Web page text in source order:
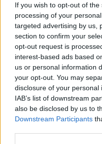
If you wish to opt-out of
processing of your
targeted advertising by us,
section to confirm your
opt-out request is
interest-based ads based
us or personal information
your opt-out. You may
disclosure of your
IAB’s list of downstream
also be disclosed by us to
Downstream Participants
krótko podsumowali
podczas których
w półfinale. Polski
znaczącym powodem
adaptacja do mety,
preferowanego przez
regresu względem
zatrzymało się
całkiem zadowolony z
że drugi rok z rzędu